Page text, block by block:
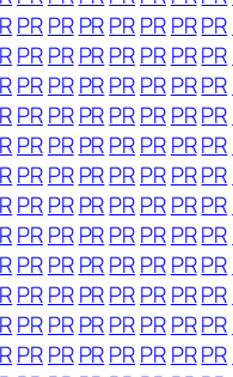
PRPR PRPRPRPRPR
PRPR PRPRPRPRPR
PRPR PRPRPRPRPR
PRPR PRPRPRPRPR
PRPR PRPRPRPRPR
PRPR PRPRPRPRPR
PRPR PRPRPRPRPR
PRPR PRPRPRPRPR
PRPR PRPRPRPRPR
PRPR PRPRPRPRPR
PRPR PRPRPRPRPR
PRPR PRPRPRPRPR